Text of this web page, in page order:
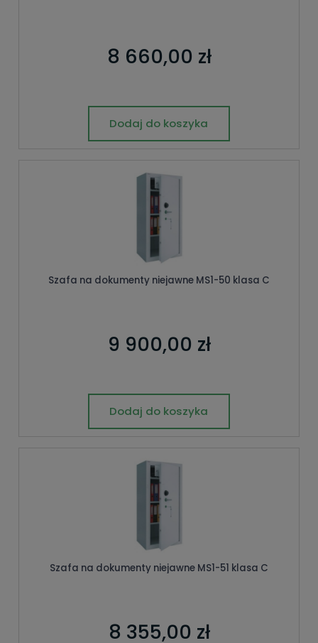
8 660,00 zł
Dodaj do koszyka
Szafa na dokumenty niejawne MS1-50 klasa C
9 900,00 zł
Dodaj do koszyka
Szafa na dokumenty niejawne MS1-51 klasa C
8 355,00 zł